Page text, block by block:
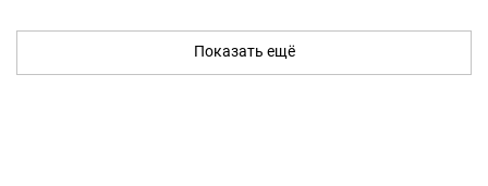
Показать ещё